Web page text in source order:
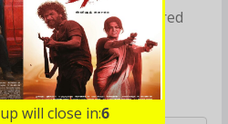
be published.Required
will close in:5